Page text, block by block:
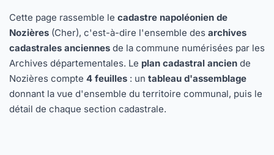
Cette page rassemble le cadastre napoléonien de
Nozières (Cher), c'est-à-dire l'ensemble des archives
cadastrales anciennes de la commune numérisées par les
Archives départementales. Le plan cadastral ancien de
Nozières compte 4 feuilles : un tableau d'assemblage
donnant la vue d'ensemble du territoire communal, puis le
détail de chaque section cadastrale.